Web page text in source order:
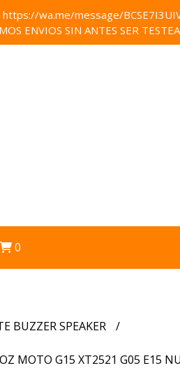
https://wa.me/message/
ENVIOS SIN ANTES SER
0
BUZZER SPEAKER
MOTO G15 XT2521 G05 E15